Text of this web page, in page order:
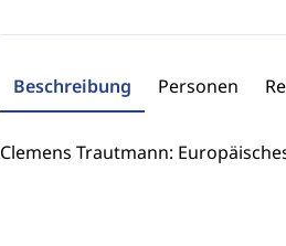
Beschreibung Personen
Clemens Trautmann: